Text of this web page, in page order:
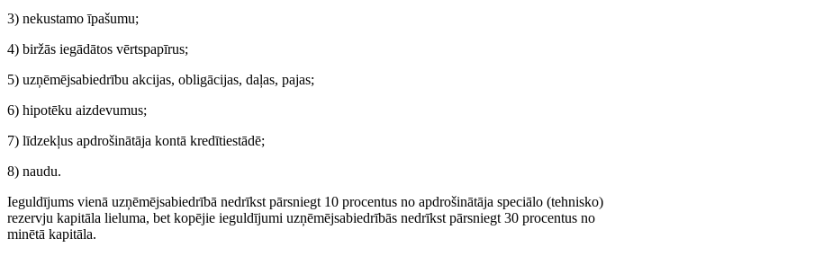
3) nekustamo īpašumu;
4) biržās iegādātos vērtspapīrus;
5) uzņēmējsabiedrību akcijas, obligācijas, daļas, pajas;
6) hipotēku aizdevumus;
7) līdzekļus apdrošinātāja kontā kredītiestādē;
8) naudu.
Ieguldījums vienā uzņēmējsabiedrībā nedrīkst pārsniegt 10 procentus no apdrošinātāja speciālo (tehnisko)
rezervju kapitāla lieluma, bet kopējie ieguldījumi uzņēmējsabiedrībās nedrīkst pārsniegt 30 procentus no
minētā kapitāla.